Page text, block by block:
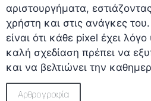
αριστουργήματα,
χρήστη και στις ανάγκες
είναι ότι κάθε pixel έχει
καλή σχεδίαση πρέπει να
και να βελτιώνει την
Αρθρογραφία